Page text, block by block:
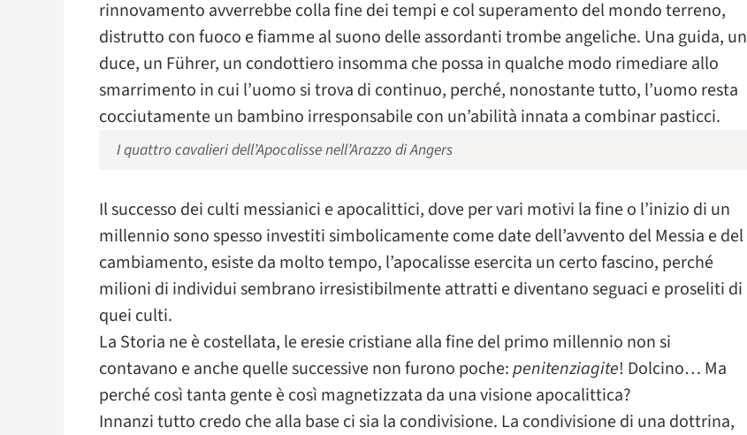
rinnovamento avverrebbe colla fine dei tempi e col superamento del mondo terreno,
distrutto con fuoco e fiamme al suono delle assordanti trombe angeliche. Una guida, un
duce, un Führer, un condottiero insomma che possa in qualche modo rimediare allo
smarrimento in cui l’uomo si trova di continuo, perché, nonostante tutto, l’uomo resta
cocciutamente un bambino irresponsabile con un’abilità innata a combinar pasticci.
I quattro cavalieri dell’Apocalisse nell’Arazzo di Angers
Il successo dei culti messianici e apocalittici, dove per vari motivi la fine o l’inizio di un
millennio sono spesso investiti simbolicamente come date dell’avvento del Messia e del
cambiamento, esiste da molto tempo, l’apocalisse esercita un certo fascino, perché
milioni di individui sembrano irresistibilmente attratti e diventano seguaci e proseliti di
quei culti.
La Storia ne è costellata, le eresie cristiane alla fine del primo millennio non si
contavano e anche quelle successive non furono poche:penitenziagite! Dolcino… Ma
perché così tanta gente è così magnetizzata da una visione apocalittica?
Innanzi tutto credo che alla base ci sia la condivisione. La condivisione di una dottrina,